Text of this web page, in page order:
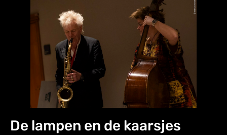
De lampen en de kaarsjes